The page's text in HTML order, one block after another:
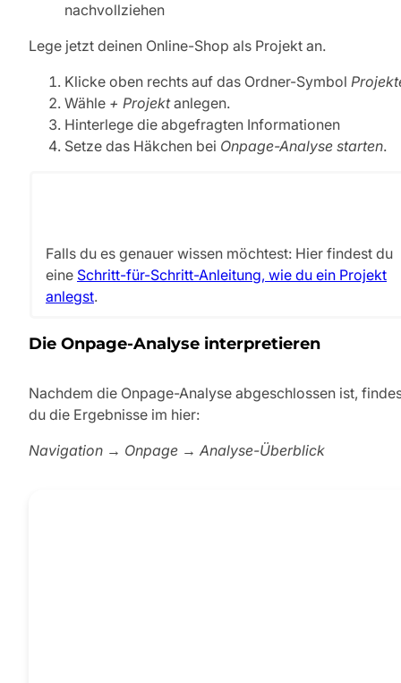
nachvollziehen
Lege jetzt deinen Online-Shop als Projekt an.
Klicke oben rechts auf das Ordner-Symbol
Wähle + Projektanlegen.
Hinterlege die abgefragten Informationen
Setze das Häkchen bei Onpage-Analyse starten.
Falls du es genauer wissen möchtest: Hier findest du
eine Schritt-für-Schritt-Anleitung, wie du ein Projekt
anlegst.
Die Onpage-Analyse interpretieren
Nachdem die Onpage-Analyse abgeschlossen ist,
du die Ergebnisse im hier:
Navigation → Onpage → Analyse-Überblick